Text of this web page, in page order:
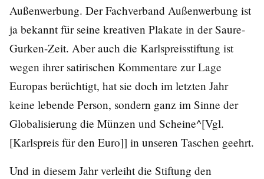
Außenwerbung. Der Fachverband Außenwerbung ist
ja bekannt für seine kreativen Plakate in der Saure-
Gurken-Zeit. Aber auch die Karlspreisstiftung ist
wegen ihrer satirischen Kommentare zur Lage
Europas berüchtigt, hat sie doch im letzten Jahr
keine lebende Person, sondern ganz im Sinne der
Globalisierung die Münzen und Scheine^[Vgl.
[Karlspreis für den Euro]] in unseren Taschen geehrt.
Und in diesem Jahr verleiht die Stiftung den